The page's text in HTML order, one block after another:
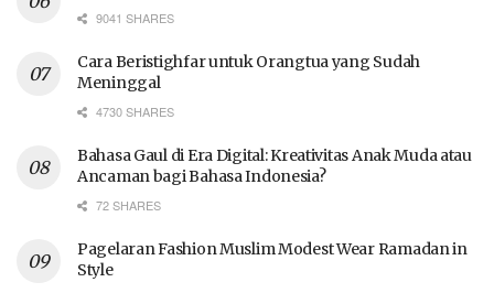
9041 SHARES
Cara Beristighfar untuk Orangtua yang Sudah
Meninggal
4730 SHARES
Bahasa Gaul di Era Digital: Kreativitas Anak Muda atau
Ancaman bagi Bahasa Indonesia?
72 SHARES
Pagelaran Fashion Muslim Modest Wear Ramadan in
Style